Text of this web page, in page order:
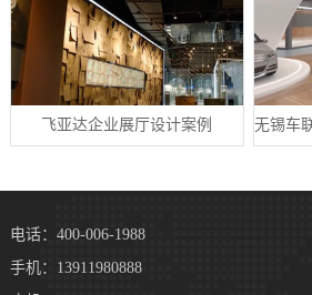
飞亚达企业展厅设计案例
电话：400-006-1988
手机：13911980888